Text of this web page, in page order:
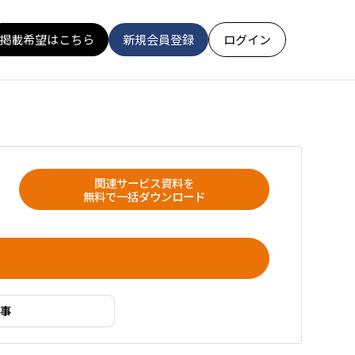
掲載希望はこちら 新規会員登録 ログイン
関連サービス資料を
無料で一括ダウンロード